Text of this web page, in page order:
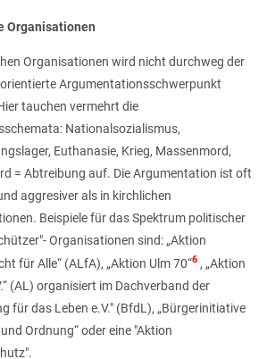
Organisationen
Organisationen wird nicht durchweg der
Argumentationsschwerpunkt
tauchen vermehrt die
Nationalsozialismus,
Euthanasie, Krieg, Massenmord,
= Abtreibung auf. Die Argumentation ist oft
aggresiver als in kirchlichen
Beispiele für das Spektrum politischer
Organisationen sind: „Aktion
für Alle“ (ALfA), „Aktion Ulm 70“6, „Aktion
(AL) organisiert im Dachverband der
für das Leben e.V." (BfdL), „Bürgerinitiative
Ordnung“ oder eine "Aktion